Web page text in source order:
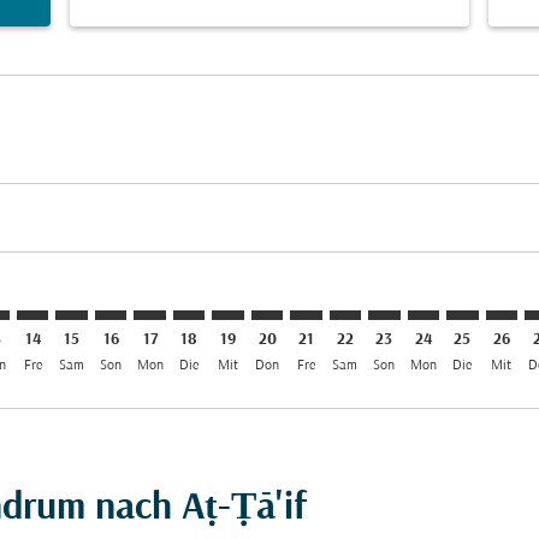
14
Fre
15
Sam
16
Son
17
Mon
18
Die
19
Mit
TRV–TIF: cmp-view-offers-
20
Don
TRV–TIF: cmp-view-offers-
21
Fre
TRV–TIF: cmp-view-
22
Sam
TRV–TIF: cmp-
23
Son
TRV–TIF:
24
Mon
25
Die
26
Mit
nach Aṭ-Ṭā'if